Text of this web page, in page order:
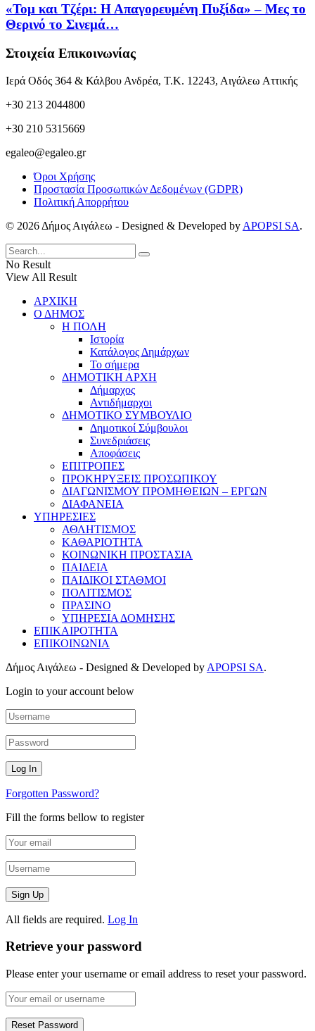
«Τομ και Τζέρι: Η Απαγορευμένη Πυξίδα» – Μες το
Θερινό το Σινεμά…
Στοιχεία Επικοινωνίας
Ιερά Οδός 364 & Κάλβου Ανδρέα, Τ.Κ. 12243, Αιγάλεω Αττικής
+30 213 2044800
+30 210 5315669
egaleo@egaleo.gr
Όροι Χρήσης
Προστασία Προσωπικών Δεδομένων (GDPR)
Πολιτική Απορρήτου
© 2026 Δήμος Αιγάλεω - Designed & Developed by APOPSI SA.
No Result
View All Result
ΑΡΧΙΚΗ
Ο ΔΗΜΟΣ
Η ΠΟΛΗ
Ιστορία
Κατάλογος Δημάρχων
Το σήμερα
ΔΗΜΟΤΙΚΗ ΑΡΧΗ
Δήμαρχος
Αντιδήμαρχοι
ΔΗΜΟΤΙΚΟ ΣΥΜΒΟΥΛΙΟ
Δημοτικοί Σύμβουλοι
Συνεδριάσεις
Αποφάσεις
ΕΠΙΤΡΟΠΕΣ
ΠΡΟΚΗΡΥΞΕΙΣ ΠΡΟΣΩΠΙΚΟΥ
ΔΙΑΓΩΝΙΣΜΟΥ ΠΡΟΜΗΘΕΙΩΝ – ΕΡΓΩΝ
ΔΙΑΦΑΝΕΙΑ
ΥΠΗΡΕΣΙΕΣ
ΑΘΛΗΤΙΣΜΟΣ
ΚΑΘΑΡΙΟΤΗΤΑ
ΚΟΙΝΩΝΙΚΗ ΠΡΟΣΤΑΣΙΑ
ΠΑΙΔΕΙΑ
ΠΑΙΔΙΚΟΙ ΣΤΑΘΜΟΙ
ΠΟΛΙΤΙΣΜΟΣ
ΠΡΑΣΙΝΟ
ΥΠΗΡΕΣΙΑ ΔΟΜΗΣΗΣ
ΕΠΙΚΑΙΡΟΤΗΤΑ
ΕΠΙΚΟΙΝΩΝΙΑ
Δήμος Αιγάλεω - Designed & Developed by APOPSI SA.
Login to your account below
Forgotten Password?
Fill the forms bellow to register
All fields are required. Log In
Retrieve your password
Please enter your username or email address to reset your password.